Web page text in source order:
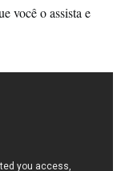
você o assista e